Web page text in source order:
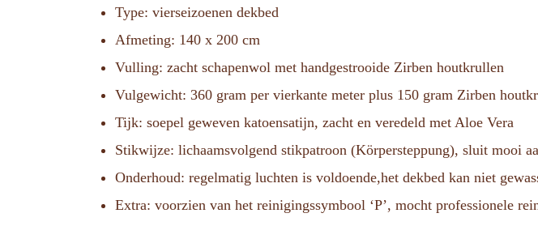
Type: vierseizoenen dekbed
Afmeting: 140 x 200 cm
Vulling: zacht schapenwol met handgestrooide Zirben houtkrullen
Vulgewicht: 360 gram per vierkante meter plus 150 gram Zirben
Tijk: soepel geweven katoensatijn, zacht en veredeld met Aloe Vera
Stikwijze: lichaamsvolgend stikpatroon (Körpersteppung), sluit mooi
Onderhoud: regelmatig luchten is voldoende,het dekbed kan niet
Extra: voorzien van het reinigingssymbool ‘P’, mocht professionele